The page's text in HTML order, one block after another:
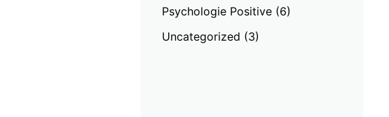
Psychologie Positive(6)
Uncategorized (3)